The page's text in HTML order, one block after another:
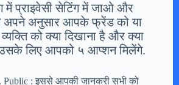
में प्राइवेसी सेटिंग में जाओ और
अपने अनुसार आपके फ्रेंड को या
को क्या दिखाना है और क्या
लिए आपको ५ आप्शन मिलेंगे.
Public : इससे आपकी जानकरी सभी को